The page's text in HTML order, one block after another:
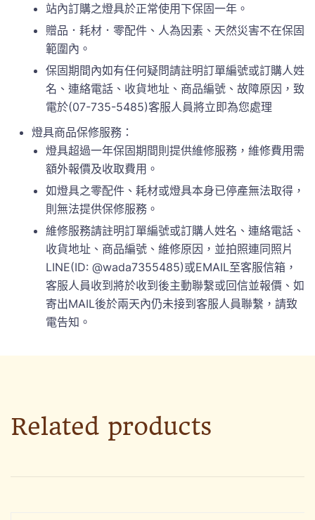
站內訂購之燈具於正常使用下保固一年。
贈品．耗材．零配件、人為因素、天然災害不在保固
範圍內。
保固期間內如有任何疑問請註明訂單編號或訂購人姓
名、連絡電話、收貨地址、商品編號、故障原因，致
電於(07-735-5485)客服人員將立即為您處理
燈具商品保修服務：
燈具超過一年保固期間則提供維修服務，維修費用需
額外報價及收取費用。
如燈具之零配件、耗材或燈具本身已停產無法取得，
則無法提供保修服務。
維修服務請註明訂單編號或訂購人姓名、連絡電話、
收貨地址、商品編號、維修原因，並拍照連同照片
LINE(ID: @wada7355485)或EMAIL至客服信箱，
客服人員收到將於收到後主動聯繫或回信並報價、如
寄出MAIL後於兩天內仍未接到客服人員聯繫，請致
電告知。
Related products